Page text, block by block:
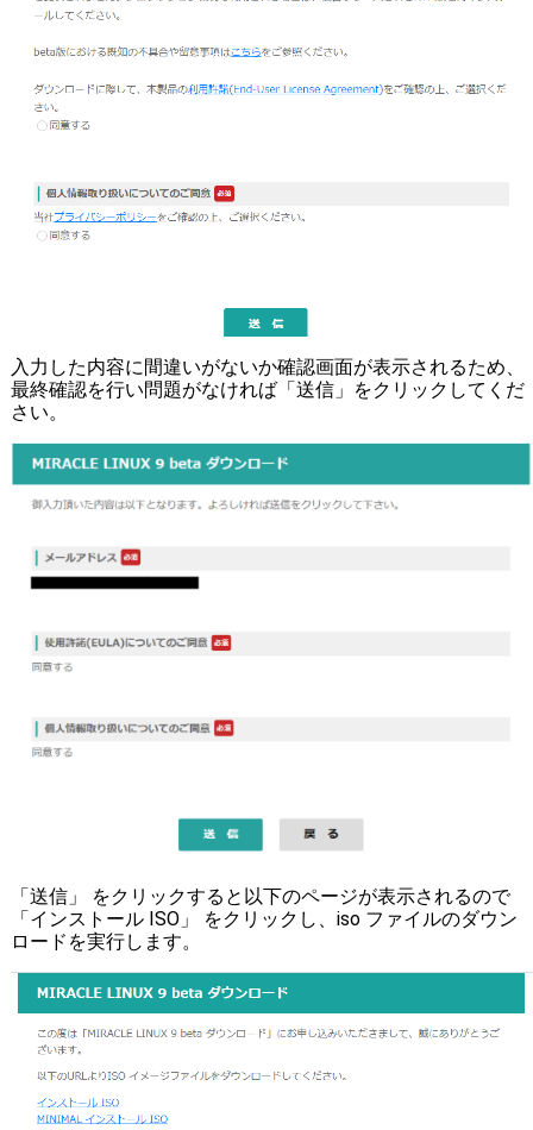
入力した内容に間違いがないか確認画面が表示されるため、
最終確認を行い問題がなければ「送信」をクリックしてくだ
さい。
「送信」 をクリックすると以下のページが表示されるので
「インストール ISO」 をクリックし、iso ファイルのダウン
ロードを実行します。